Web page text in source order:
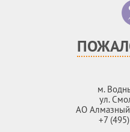
м.
ул.
АО
+7